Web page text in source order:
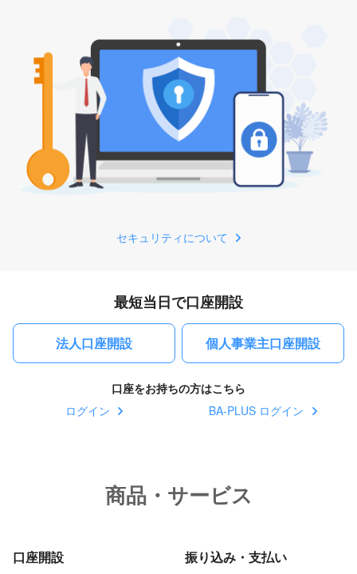
セキュリティについて
最短当日で口座開設
法人口座開設 個人事業主口座開設
口座をお持ちの方はこちら
ログイン
BA-PLUS ログイン
商品・サービス
口座開設 振り込み・支払い